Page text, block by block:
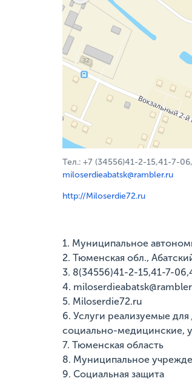
Тел.: +7 (34556)41-2-15,41-7-
miloserdieabatsk@rambler.ru
http://Miloserdie72.ru
1. Муниципальное
2. Тюменская обл.,
3. 8(34556)41-2-15,41-7-
4.
5. Miloserdie72.ru
6. Услуги реализуемые
социально-медицинские,
7. Тюменская область
8. Муниципальное
9. Социальная защита